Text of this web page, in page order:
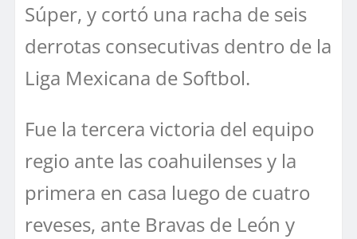
Súper, y cortó una racha de seis
derrotas consecutivas dentro de la
Liga Mexicana de Softbol.
Fue la tercera victoria del equipo
regio ante las coahuilenses y la
primera en casa luego de cuatro
reveses, ante Bravas de León y